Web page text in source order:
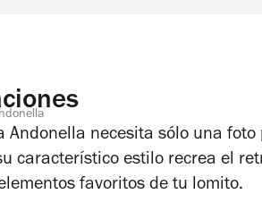
Andonella necesita sólo una
característico estilo recrea el
favoritos de tu lomito.